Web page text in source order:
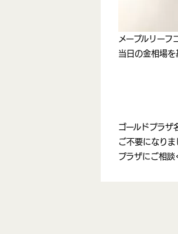
メープルリーフ
当日の金相場を
ゴールドプラザ
ご不要になりま
プラザにご相談